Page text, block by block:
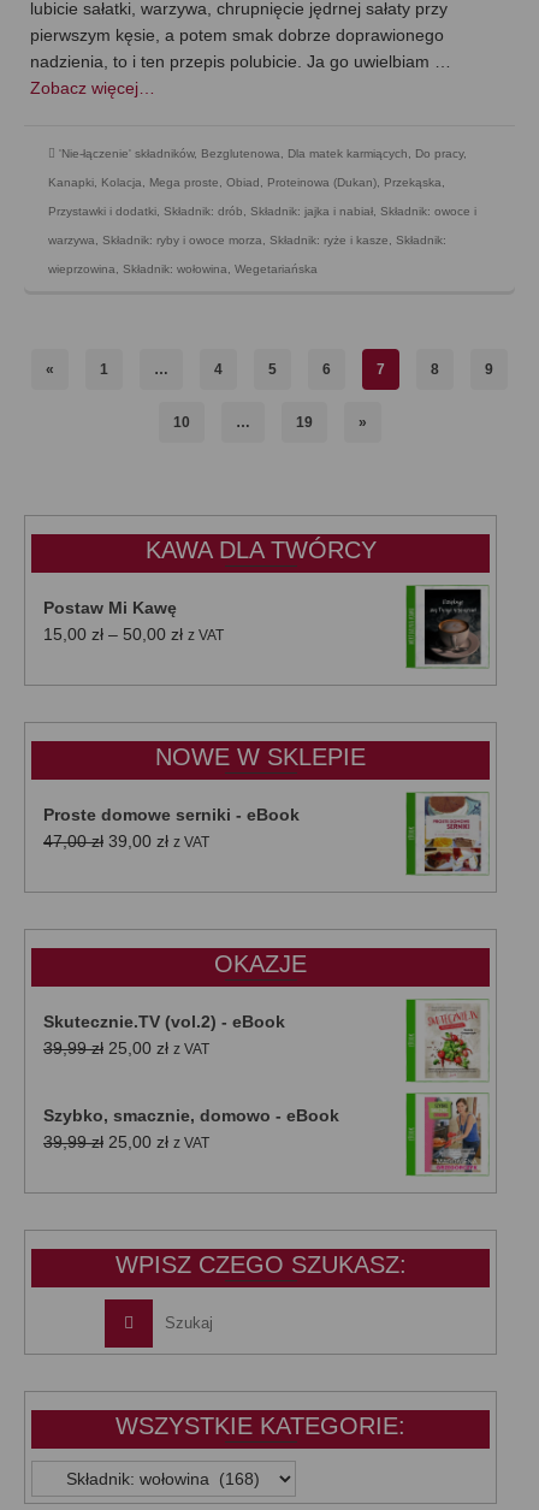
lubicie sałatki, warzywa, chrupnięcie jędrnej sałaty przy
pierwszym kęsie, a potem smak dobrze doprawionego
nadzienia, to i ten przepis polubicie. Ja go uwielbiam …
Zobacz więcej…
'Nie-łączenie' składników, Bezglutenowa Dla matek karmiących Do pracy,
Kanapki Kolacja Mega proste Obiad Proteinowa (Dukan) Przekąska
Przystawki i dodatki Składnik: drób Składnik: jajka i nabiał Składnik: owoce i
warzywa Składnik: ryby i owoce morza Składnik: ryże i kasze Składnik:
wieprzowina Składnik: wołowina Wegetariańska
« 1 … 4 5 6 7 8 9
10 … 19 »
KAWA DLA TWÓRCY
Postaw Mi Kawę
15,00 zł – 50,00 złZakres
od
do
50,00 zł
z VAT
NOWE W SKLEPIE
Proste domowe serniki - eBook
47,00zł Pierwotna
wynosiła:
39,00 złAktualna
wynosi:
z VAT
OKAZJE
Skutecznie.TV (vol.2) - eBook
39,99zł Pierwotna
39,99 zł.
25,00 złAktualna
25,00 zł.
z VAT
Szybko, smacznie, domowo - eBook
39,99zł Pierwotna
wynosiła:
25,00 złAktualna
wynosi:
z VAT
WPISZ CZEGO SZUKASZ:
WSZYSTKIE KATEGORIE:
WSZYSTKIE
KATEGORIE: